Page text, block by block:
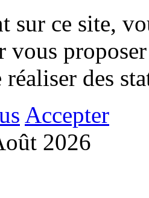
sur ce site,
vous
réaliser des
Accepter
2026